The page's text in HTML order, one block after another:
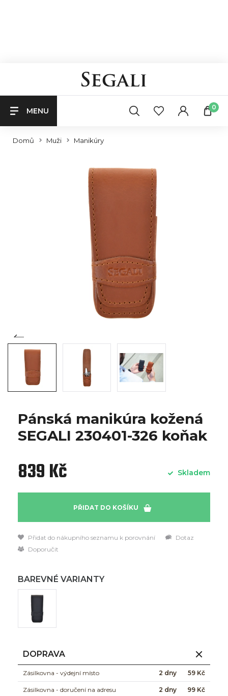
MENU 0
Domů Muži Manikúry
Pánská manikúra kožená
SEGALI 230401-326 koňak
839 Kč Skladem
PŘIDAT DO KOŠÍKU
Přidat do nákupního seznamu k porovnání
Dotaz
Doporučit
BAREVNÉ VARIANTY
DOPRAVA
Zásilkovna - výdejní místo 2 dny 59 Kč
Zásilkovna - doručení na adresu 2 dny 99 Kč